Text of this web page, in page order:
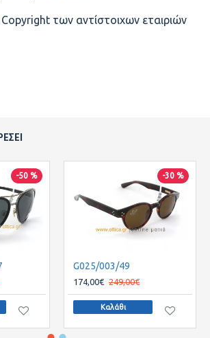
των αντίστοιχων εταιριών
-50 % -30 %
G025/003/49
174,00€ 249,00€
Καλάθι